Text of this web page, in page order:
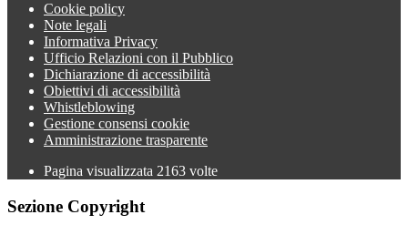
Cookie policy
Note legali
Informativa Privacy
Ufficio Relazioni con il Pubblico
Dichiarazione di accessibilità
Obiettivi di accessibilità
Whistleblowing
Gestione consensi cookie
Amministrazione trasparente
Pagina visualizzata 2163 volte
Sezione Copyright